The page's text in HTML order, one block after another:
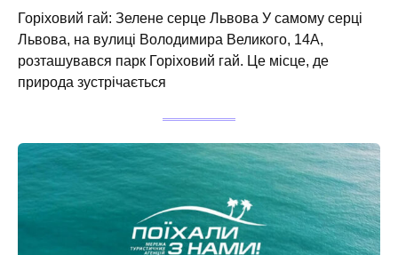
Горіховий гай: Зелене серце Львова У самому серці
Львова, на вулиці Володимира Великого, 14А,
розташувався парк Горіховий гай. Це місце, де
природа зустрічається